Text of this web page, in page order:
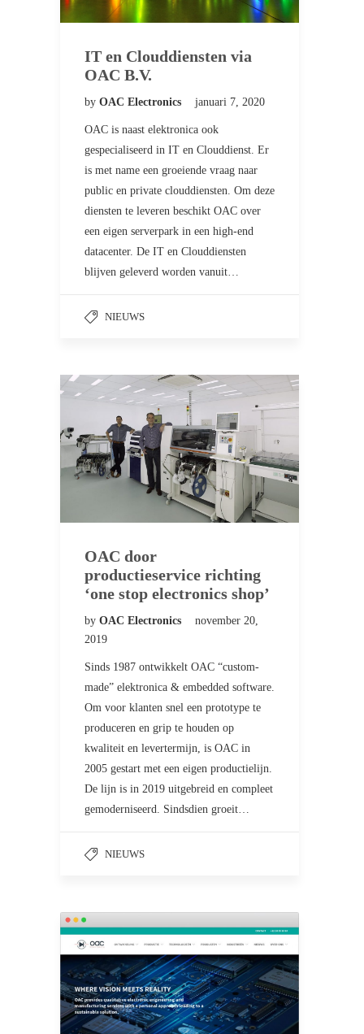
IT en Clouddiensten via
OAC B.V.
by OAC Electronics januari 7, 2020
OAC is naast elektronica ook
gespecialiseerd in IT en Clouddienst. Er
is met name een groeiende vraag naar
public en private clouddiensten. Om deze
diensten te leveren beschikt OAC over
een eigen serverpark in een high-end
datacenter. De IT en Clouddiensten
blijven geleverd worden vanuit…
NIEUWS
OAC door
productieservice richting
‘one stop electronics shop’
by OAC Electronics
november 20,
2019
Sinds 1987 ontwikkelt OAC “custom-
made” elektronica & embedded software.
Om voor klanten snel een prototype te
produceren en grip te houden op
kwaliteit en levertermijn, is OAC in
2005 gestart met een eigen productielijn.
De lijn is in 2019 uitgebreid en compleet
gemoderniseerd. Sindsdien groeit…
NIEUWS